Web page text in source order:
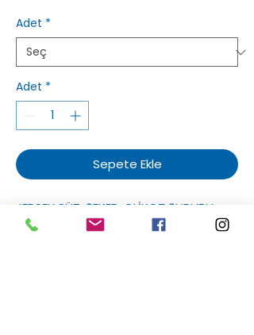
Adet *
Adet *
Sepete Ekle
JERSEY SÜT, ŞEKER, GLİKOZ ŞURUBU,
VANİLYA.